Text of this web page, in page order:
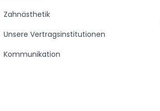
Zahnästhetik
Unsere Vertragsinstitutionen
Kommunikation